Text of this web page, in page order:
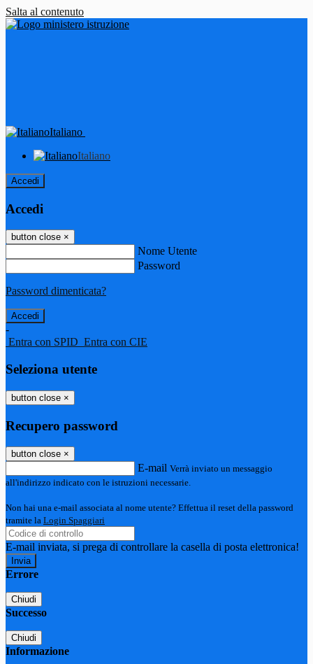
Salta al contenuto
Italiano
Italiano
Accedi
Accedi
button close ×
Nome Utente
Password
Password dimenticata?
-
Entra con SPID Entra con CIE
Seleziona utente
button close ×
Recupero password
button close ×
E-mail Verrà inviato un messaggio
all'indirizzo indicato con le istruzioni necessarie.
Non hai una e-mail associata al nome utente? Effettua il reset della password
tramite la Login Spaggiari
E-mail inviata, si prega di controllare la casella di posta elettronica!
Errore
Chiudi
Successo
Chiudi
Informazione